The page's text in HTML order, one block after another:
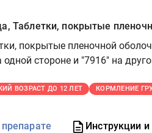
Таблетки, покрытые
покрытые пленочной
одной стороне и "7916" на
ВОЗРАСТ ДО 12 ЛЕТ КОРМЛЕНИЕ
Инструкции